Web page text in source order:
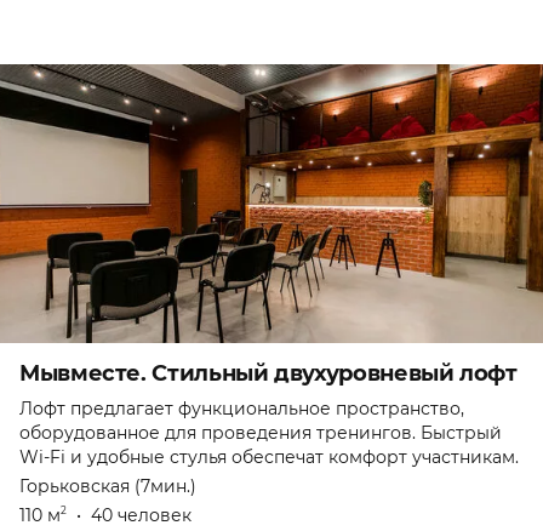
Мывместе. Стильный двухуровневый лофт
Лофт предлагает функциональное пространство,
оборудованное для проведения тренингов. Быстрый
Wi-Fi и удобные стулья обеспечат комфорт участникам.
Горьковская (7мин.)
110 м2 • 40 человек